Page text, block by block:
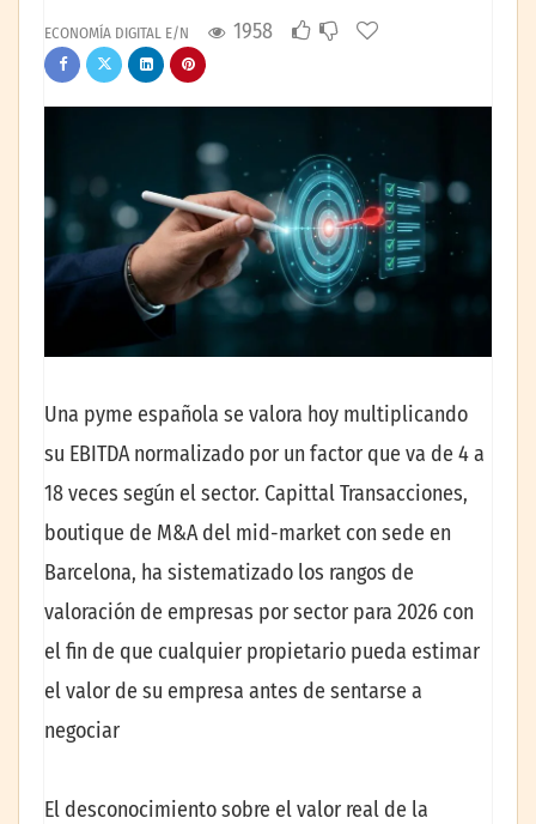
ECONOMÍA DIGITAL E/N 1958
Una pyme española se valora hoy multiplicando
su EBITDA normalizado por un factor que va de 4 a
18 veces según el sector. Capittal Transacciones,
boutique de M&A del mid-market con sede en
Barcelona, ha sistematizado los rangos de
valoración de empresas por sector para 2026 con
el fin de que cualquier propietario pueda estimar
el valor de su empresa antes de sentarse a
negociar
El desconocimiento sobre el valor real de la